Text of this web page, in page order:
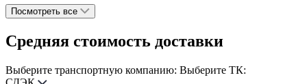
Посмотреть все
Средняя стоимость доставки
Выберите транспортную компанию: Выберите ТК: